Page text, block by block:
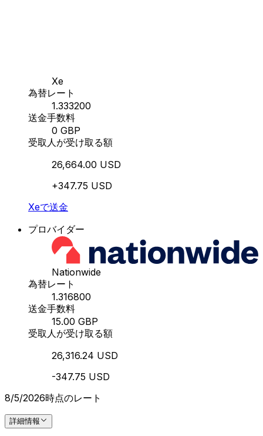
Xe
為替レート
1.333200
送金手数料
0 GBP
受取人が受け取る額
26,664.00 USD
+347.75 USD
Xeで送金
プロバイダー
Nationwide
為替レート
1.316800
送金手数料
15.00 GBP
受取人が受け取る額
26,316.24 USD
-347.75 USD
8/5/2026時点のレート
詳細情報